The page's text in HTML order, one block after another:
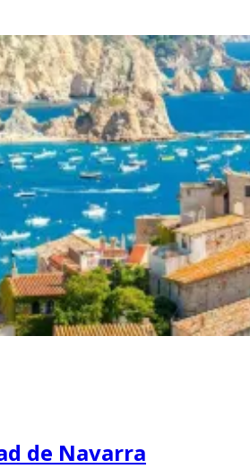
de Navarra